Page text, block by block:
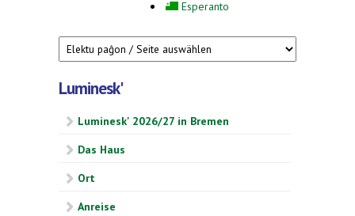
Esperanto
Luminesk'
Luminesk' 2026/27 in Bremen
Das Haus
Ort
Anreise